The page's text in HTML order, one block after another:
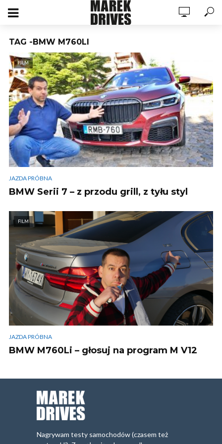
TAG -BMW M760LI
FILM
JAZDA PRÓBNA
BMW Serii 7 – z przodu grill, z tyłu styl
FILM
JAZDA PRÓBNA
BMW M760Li – głosuj na program M V12
Nagrywam testy samochodów (czasem też